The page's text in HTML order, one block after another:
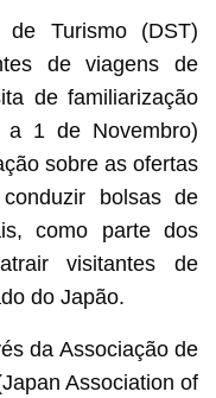
Turismo (DST)
de viagens de
de familiarização
a 1 de Novembro)
sobre as ofertas
bolsas de
como parte dos
visitantes de
do Japão.
da Associação de
Association of